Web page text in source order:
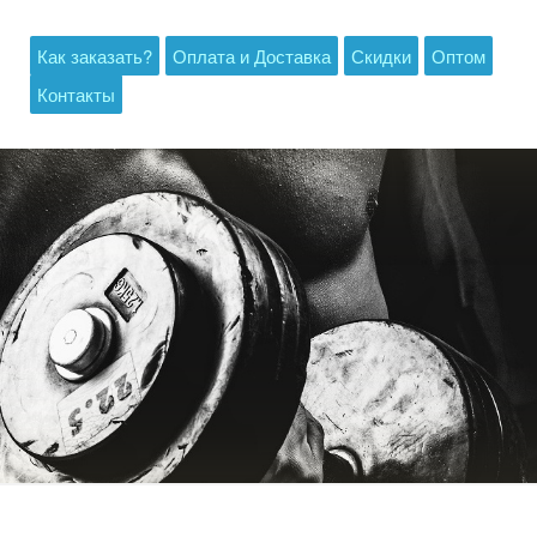
Как заказать? Оплата и Доставка Скидки
Оптом
Контакты